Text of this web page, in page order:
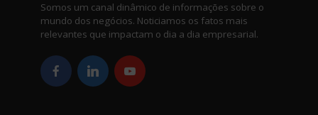
Somos um canal dinâmico de informações sobre o
mundo dos negócios. Noticiamos os fatos mais
relevantes que impactam o dia a dia empresarial.